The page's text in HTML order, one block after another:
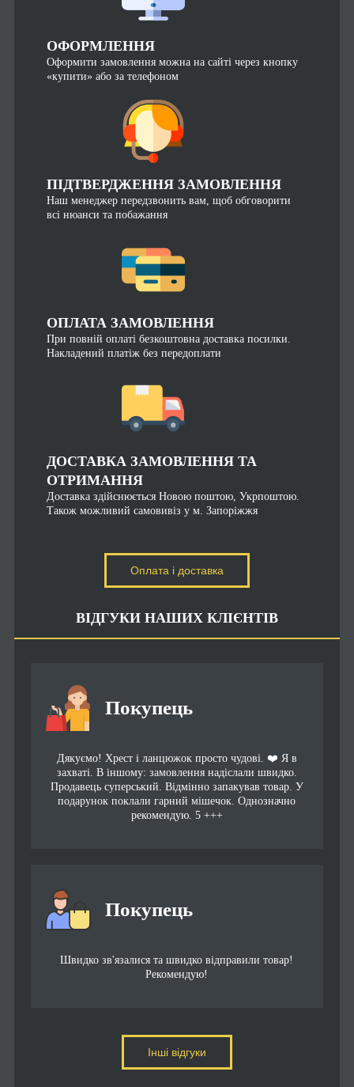
ОФОРМЛЕННЯ
Оформити замовлення можна на сайті через кнопку
«купити» або за телефоном
ПІДТВЕРДЖЕННЯ ЗАМОВЛЕННЯ
Наш менеджер передзвонить вам, щоб обговорити
всі нюанси та побажання
ОПЛАТА ЗАМОВЛЕННЯ
При повній оплаті безкоштовна доставка посилки.
Накладений платіж без передоплати
ДОСТАВКА ЗАМОВЛЕННЯ ТА
ОТРИМАННЯ
Доставка здійснюється Новою поштою, Укрпоштою.
Також можливий самовивіз у м. Запоріжжя
Оплата і доставка
ВІДГУКИ НАШИХ КЛІЄНТІВ
Покупець
Дякуємо! Хрест і ланцюжок просто чудові. ❤️ Я в
захваті. В іншому: замовлення надіслали швидко.
Продавець суперський. Відмінно запакував товар. У
подарунок поклали гарний мішечок. Однозначно
рекомендую. 5 +++
Покупець
Швидко зв'язалися та швидко відправили товар!
Рекомендую!
Інші відгуки